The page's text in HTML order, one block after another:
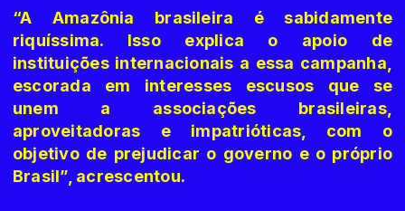
“A Amazônia brasileira é sabidamente
riquíssima. Isso explica o apoio de
instituições internacionais a essa campanha,
escorada em interesses escusos que se
unem a associações brasileiras,
aproveitadoras e impatrióticas, com o
objetivo de prejudicar o governo e o próprio
Brasil”, acrescentou.